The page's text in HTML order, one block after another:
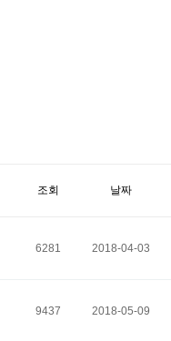
조회 날짜
6281 2018-04-03
9437 2018-05-09